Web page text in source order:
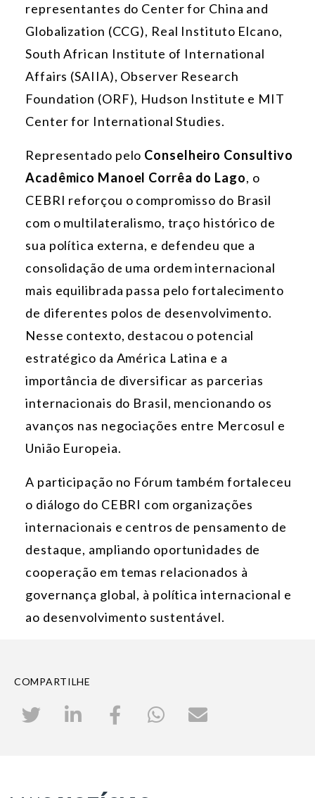
representantes do Center for China and
Globalization (CCG), Real Instituto Elcano,
South African Institute of International
Affairs (SAIIA), Observer Research
Foundation (ORF), Hudson Institute e MIT
Center for International Studies.
Representado pelo Conselheiro Consultivo
Acadêmico Manoel Corrêa do Lago, o
CEBRI reforçou o compromisso do Brasil
com o multilateralismo, traço histórico de
sua política externa, e defendeu que a
consolidação de uma ordem internacional
mais equilibrada passa pelo fortalecimento
de diferentes polos de desenvolvimento.
Nesse contexto, destacou o potencial
estratégico da América Latina e a
importância de diversificar as parcerias
internacionais do Brasil, mencionando os
avanços nas negociações entre Mercosul e
União Europeia.
A participação no Fórum também fortaleceu
o diálogo do CEBRI com organizações
internacionais e centros de pensamento de
destaque, ampliando oportunidades de
cooperação em temas relacionados à
governança global, à política internacional e
ao desenvolvimento sustentável.
COMPARTILHE